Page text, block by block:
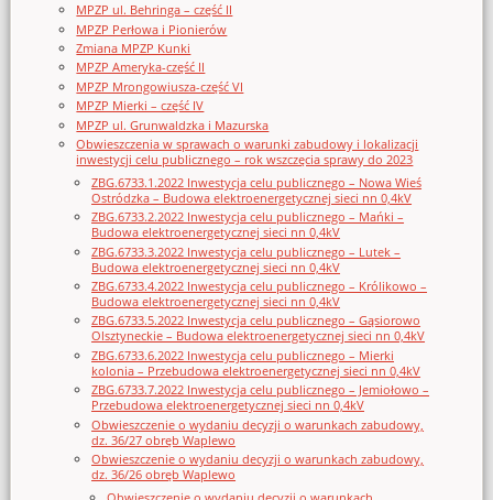
MPZP ul. Behringa – część II
MPZP Perłowa i Pionierów
Zmiana MPZP Kunki
MPZP Ameryka-część II
MPZP Mrongowiusza-część VI
MPZP Mierki – część IV
MPZP ul. Grunwaldzka i Mazurska
Obwieszczenia w sprawach o warunki zabudowy i lokalizacji
inwestycji celu publicznego – rok wszczęcia sprawy do 2023
ZBG.6733.1.2022 Inwestycja celu publicznego – Nowa Wieś
Ostródzka – Budowa elektroenergetycznej sieci nn 0,4kV
ZBG.6733.2.2022 Inwestycja celu publicznego – Mańki –
Budowa elektroenergetycznej sieci nn 0,4kV
ZBG.6733.3.2022 Inwestycja celu publicznego – Lutek –
Budowa elektroenergetycznej sieci nn 0,4kV
ZBG.6733.4.2022 Inwestycja celu publicznego – Królikowo –
Budowa elektroenergetycznej sieci nn 0,4kV
ZBG.6733.5.2022 Inwestycja celu publicznego – Gąsiorowo
Olsztyneckie – Budowa elektroenergetycznej sieci nn 0,4kV
ZBG.6733.6.2022 Inwestycja celu publicznego – Mierki
kolonia – Przebudowa elektroenergetycznej sieci nn 0,4kV
ZBG.6733.7.2022 Inwestycja celu publicznego – Jemiołowo –
Przebudowa elektroenergetycznej sieci nn 0,4kV
Obwieszczenie o wydaniu decyzji o warunkach zabudowy,
dz. 36/27 obręb Waplewo
Obwieszczenie o wydaniu decyzji o warunkach zabudowy,
dz. 36/26 obręb Waplewo